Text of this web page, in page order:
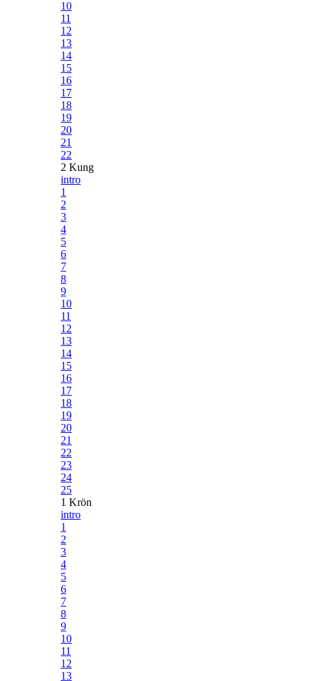
10
11
12
13
14
15
16
17
18
19
20
21
22
2 Kung
intro
1
2
3
4
5
6
7
8
9
10
11
12
13
14
15
16
17
18
19
20
21
22
23
24
25
1 Krön
intro
1
2
3
4
5
6
7
8
9
10
11
12
13